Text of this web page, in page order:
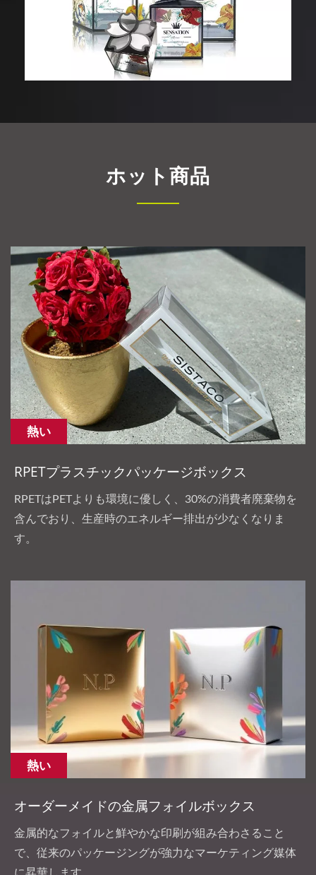
ホット商品
熱い
RPETプラスチックパッケージボックス
RPETはPETよりも環境に優しく、30%の消費者廃棄物を
含んでおり、生産時のエネルギー排出が少なくなりま
す。
熱い
オーダーメイドの金属フォイルボックス
金属的なフォイルと鮮やかな印刷が組み合わさること
で、従来のパッケージングが強力なマーケティング媒体
に昇華します。